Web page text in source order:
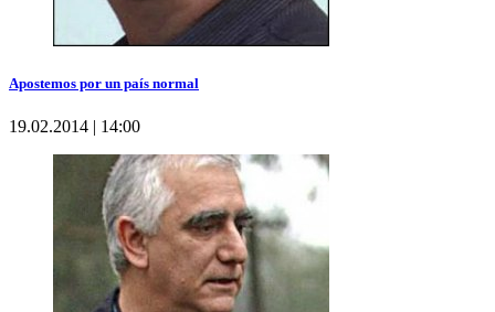
Apostemos por un país normal
19.02.2014 | 14:00